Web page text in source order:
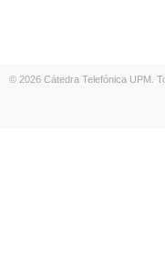
© 2026 Cátedra Telefónica UPM.